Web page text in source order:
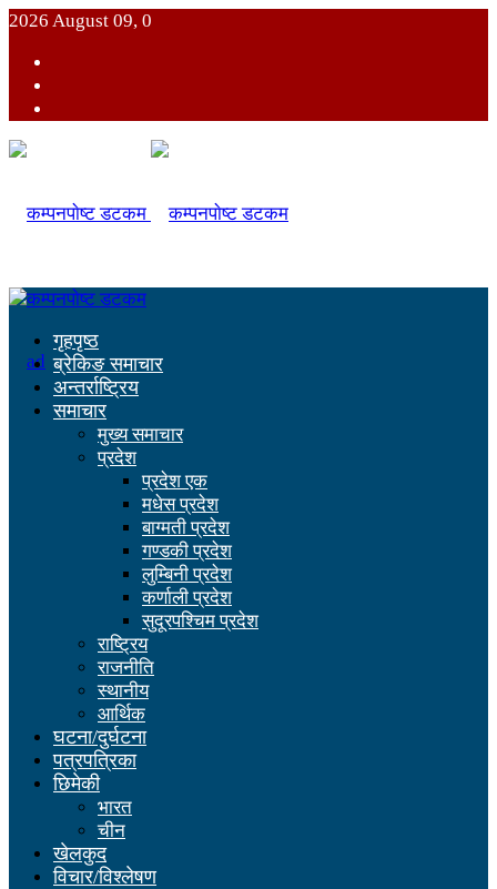
2026 August 09, 0
गृहपृष्ठ
ब्रेकिङ समाचार
अन्तर्राष्ट्रिय
समाचार
मुख्य समाचार
प्रदेश
प्रदेश एक
मधेस प्रदेश
बाग्मती प्रदेश
गण्डकी प्रदेश
लुम्बिनी प्रदेश
कर्णाली प्रदेश
सुदूरपश्चिम प्रदेश
राष्ट्रिय
राजनीति
स्थानीय
आर्थिक
घटना/दुर्घटना
पत्रपत्रिका
छिमेकी
भारत
चीन
खेलकुद
विचार/विश्लेषण